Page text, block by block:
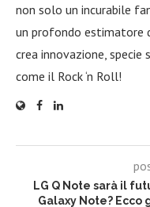
non solo un incurabile
un profondo
crea innovazione, specie
come il Rock ‘n Roll!
LG Q Note sarà il
Galaxy Note?